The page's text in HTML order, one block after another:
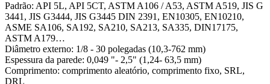
Padrão: API 5L, API 5CT, ASTM A106 / A53, ASTM A519, JIS G
3441, JIS G3444, JIS G3445 DIN 2391, EN10305, EN10210,
ASME SA106, SA192, SA210, SA213, SA335, DIN17175,
ASTM A179…
Diâmetro externo: 1/8 - 30 polegadas (10,3-762 mm)
Espessura da parede: 0,049 "- 2,5" (1,24- 63,5 mm)
Comprimento: comprimento aleatório, comprimento fixo, SRL,
DRL